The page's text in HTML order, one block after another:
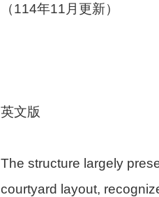
（114年11月更新）
英文版
The structure largely
courtyard layout,